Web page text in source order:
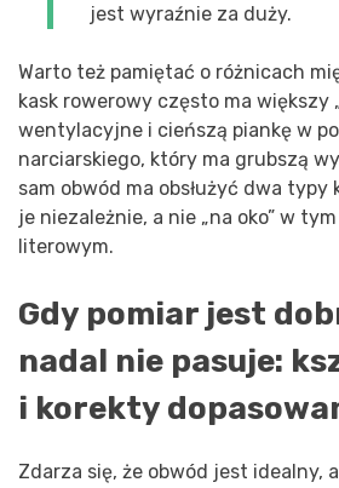
jest wyraźnie za duży.
Warto też pamiętać o różnicach
kask rowerowy często ma większy
wentylacyjne i cieńszą piankę w
narciarskiego, który ma grubszą
sam obwód ma obsłużyć dwa typy
je niezależnie, a nie „na oko” w
literowym.
Gdy pomiar jest
nadal nie pasuje:
i korekty
Zdarza się, że obwód jest idealny,